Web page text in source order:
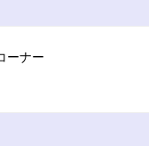
ーナー